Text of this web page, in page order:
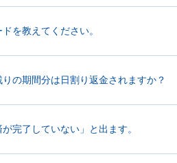
を教えてください。
の期間分は日割り返金されますか？
完了していない」と出ます。